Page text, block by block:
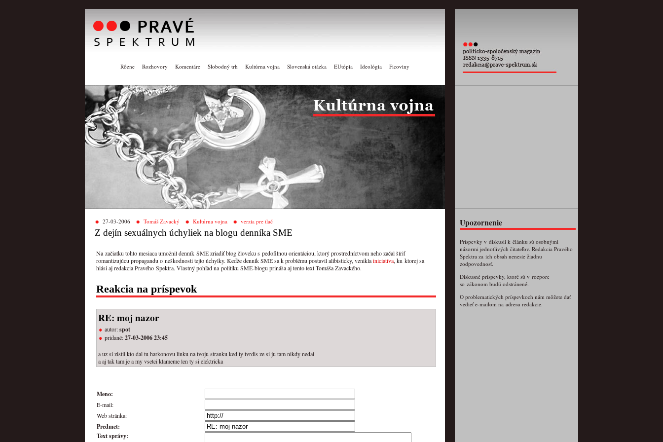
Rôzne Rozhovory Komentáre Slobodný trh Kultúrna vojna Slovenská otázka EUtópia Ideológia Ficoviny
27-03-2006 Tomáš Zavacký Kultúrna vojna verzia pre tlač
Z dejín sexuálnych úchyliek na blogu denníka SME
Na začiatku tohto mesiaca umožnil denník SME zriadiť blog človeku s pedofilnou orientáciou, ktorý prostredníctvom neho začal šíriť
romantizujúcu propagandu o neškodnosti tejto úchylky. Keďže denník SME sa k problému postavil alibisticky, vzniklainiciatíva, ku ktorej sa
hlási aj redakcia Pravého Spektra. Vlastný pohľad na politiku SME-blogu prináša aj tento text Tomáša Zavackého.
Reakcia na príspevok
RE: moj nazor
autor:spot
pridané:27-03-2006 23:45
a uz si zistil kto dal tu harkonovu linku na tvoju stranku ked ty tvrdis ze si ju tam nikdy nedal
a aj tak tam je a my vsetci klameme len ty si elektricka
Meno:
E-mail:
Web stránka:
Predmet:
Text správy:
Upozornenie
Príspevky v diskusii k článku sú osobnými
názormi jednotlivých čitateľov. Redakcia Pravého
Spektra za ich obsah nenesie žiadnu
zodpovednosť.
Diskusné príspevky, ktoré sú v rozpore
so zákonom budú odstránené.
O problematických príspevkoch nám môžete dať
vedieť e-mailom na adresu redakcie.